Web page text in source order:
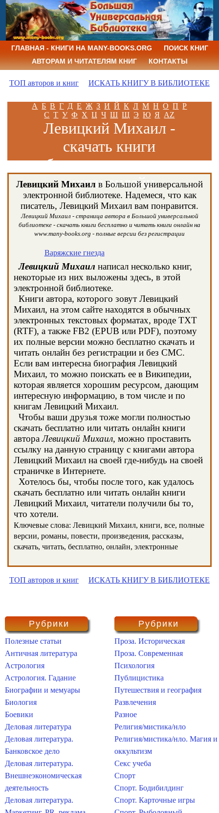
ГЛАВНАЯ - КНИГИ НА MANY-BOOKS.ORG
ПОИСК КНИГ
АВТОРАМ И ЧИТАТЕЛЯМ КНИГ
КОНТАКТЫ
ТОП авторов и книг ИСКАТЬ КНИГУ В БИБЛИОТЕКЕ
А Б В Г Д Е Ж З И Й К Л М Н О П Р
С Т У Ф Х Ц Ч Ш Щ Э Ю Я AZ
Левицкий Михаил -
скачать книги
бесплатно и читать
книги онлайн
Левицкий Михаил в Большой универсальной
электронной библиотеке. Надемеся, что как
писатель, Левицкий Михаил вам понравится.
Левицкий Михаил - страница автора в Большой универсальной
библиотеке - скачать книги бесплатно и читать книги онлайн на
www.many-books.org - полные версии без регистрации
Варяжские гнезда
Левицкий Михаил написал несколько книг,
некоторые из них выложены здесь, в этой
электронной библиотеке.
Книги автора, которого зовут Левицкий
Михаил, на этом сайте находятся в обычных
электронных текстовых форматах, вроде TXT
(RTF), а также FB2 (EPUB или PDF), поэтому
их полные версии можно бесплатно скачать и
читать онлайн без регистрации и без СМС.
Если вам интересна биография Левицкий
Михаил, то можно поискать ее в Википедии,
которая является хорошим ресурсом, дающим
интересную информацию, в том числе и по
книгам Левицкий Михаил.
Чтобы ваши друзья тоже могли полностью
скачать бесплатно или читать онлайн книги
автораЛевицкий Михаил, можно проставить
ссылку на данную страницу с книгами автора
Левицкий Михаил на своей где-нибудь на своей
страничке в Интернете.
Хотелось бы, чтобы после того, как удалось
скачать бесплатно или читать онлайн книги
Левицкий Михаил, читатели получили бы то,
что хотели.
Ключевые слова: Левицкий Михаил, книги, все, полные
версии, романы, повести, произведения, рассказы,
скачать, читать, бесплатно, онлайн, электронные
ТОП авторов и книг ИСКАТЬ КНИГУ В БИБЛИОТЕКЕ
Рубрики
Полезные статьи
Античная литература
Астрология
Астрология. Гадание
Биографии и мемуары
Биология
Боевики
Деловая литература
Деловая литература.
Банковское дело
Деловая литература.
Внешнеэкономическая
деятельность
Деловая литература.
Рубрики
Проза. Историческая
Проза. Современная
Психология
Публицистика
Путешествия и география
Развлечения
Разное
Религия/мистика/нло
Религия/мистика/нло. Магия и
оккультизм
Секс учеба
Спорт
Спорт. Бодибилдинг
Спорт. Карточные игры